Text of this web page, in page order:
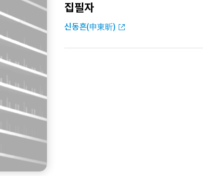
집필자
신동흔(申東昕)